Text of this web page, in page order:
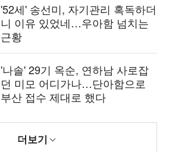
'52세' 송선미, 자기관리 혹독하더
니 이유 있었네…우아함 넘치는
근황
'나솔' 29기 옥순, 연하남 사로잡
던 미모 어디가나…단아함으로
부산 접수 제대로 했다
더보기